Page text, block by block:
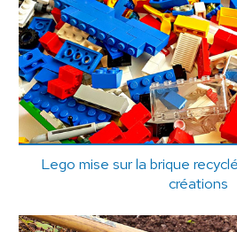
Lego mise sur la brique
créations